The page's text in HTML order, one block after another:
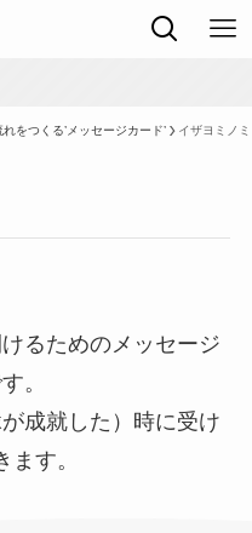
をつくる’メッセージカード’ イザヨミノ
るためのメッセージ
。
成就した）時に受け
ます。